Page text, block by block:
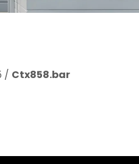
/ Ctx858.bar